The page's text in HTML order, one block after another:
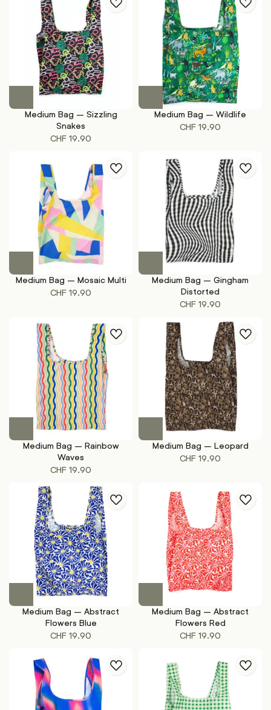
Medium Bag – Sizzling
Snakes
CHF 19.90
Medium Bag – Wildlife
CHF 19.90
Medium Bag – Mosaic Multi
CHF 19.90
Medium Bag – Gingham
Distorted
CHF 19.90
Medium Bag – Rainbow
Waves
CHF 19.90
Medium Bag – Leopard
CHF 19.90
Medium Bag – Abstract
Flowers Blue
CHF 19.90
Medium Bag – Abstract
Flowers Red
CHF 19.90